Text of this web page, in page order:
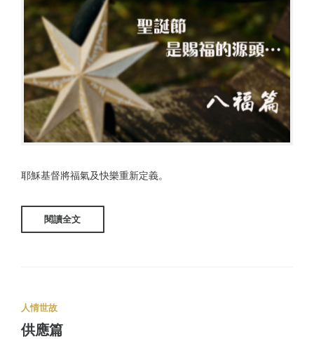
耶穌基督將福氣及快樂重新定義。
閱讀全文
人情世故
供應篇